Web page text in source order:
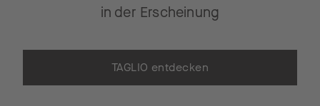
in der Erscheinung
TAGLIO entdecken